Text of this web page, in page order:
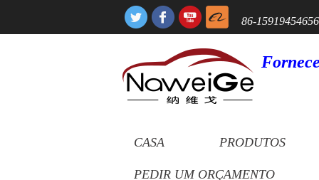
86-15919454656
CASA PRODUTOS
PEDIR UM ORÇAMENTO